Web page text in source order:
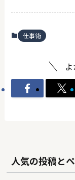
仕事術
人気の投稿と